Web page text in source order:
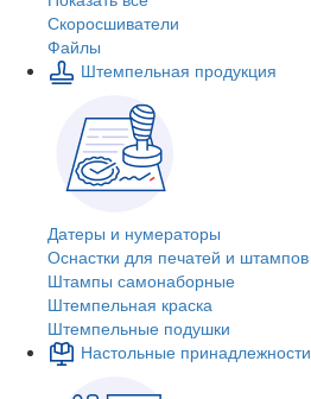
Скоросшиватели
Файлы
Штемпельная продукция
Датеры и нумераторы
Оснастки для печатей и штампов
Штампы самонаборные
Штемпельная краска
Штемпельные подушки
Настольные принадлежности